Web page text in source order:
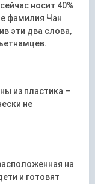
носит 40%
фамилия Чан
эти два слова,
из пластика –
не
на
и готовят